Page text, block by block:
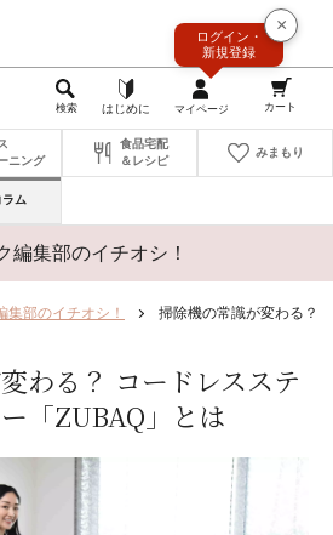
×
ログイン・
新規登録
ニング
食品宅配
＆レシピ
みまもり
ラム
編集部のイチオシ！
集部のイチオシ！ 掃除機の常識が変わる？
わる？ コードレスステ
「ZUBAQ」とは